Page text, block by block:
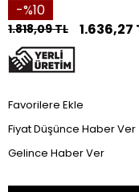
10
1.818,09 TL 1.636,27
Favorilere Ekle
Fiyat Düşünce Haber Ver
Gelince Haber Ver